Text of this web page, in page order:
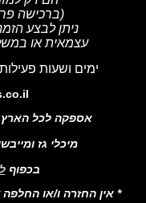
(ברכישה
ניתן לבצע
עצמאית או
ימים ושעות פעילות א'-ה' 8:00-16:00
אספקה לכל הארץ
מיכלי גז
בכפוף
* אין החזרה ו/או